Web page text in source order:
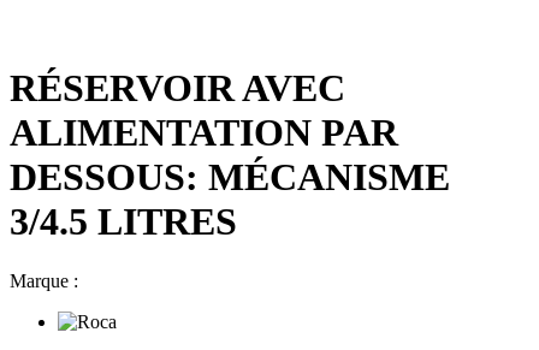
RÉSERVOIR AVEC
ALIMENTATION PAR
DESSOUS: MÉCANISME
3/4.5 LITRES
Marque :